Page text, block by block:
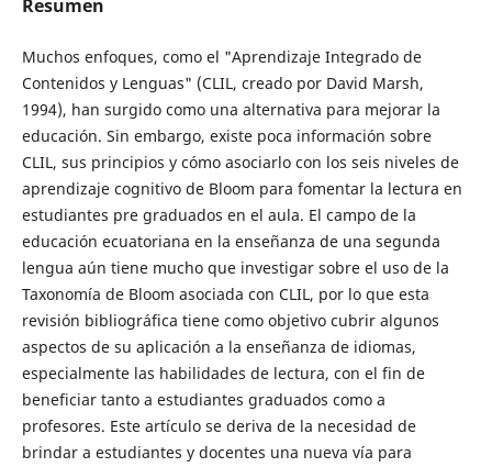
Resumen
Muchos enfoques, como el "Aprendizaje Integrado de
Contenidos y Lenguas" (CLIL, creado por David Marsh,
1994), han surgido como una alternativa para mejorar la
educación. Sin embargo, existe poca información sobre
CLIL, sus principios y cómo asociarlo con los seis niveles de
aprendizaje cognitivo de Bloom para fomentar la lectura en
estudiantes pre graduados en el aula. El campo de la
educación ecuatoriana en la enseñanza de una segunda
lengua aún tiene mucho que investigar sobre el uso de la
Taxonomía de Bloom asociada con CLIL, por lo que esta
revisión bibliográfica tiene como objetivo cubrir algunos
aspectos de su aplicación a la enseñanza de idiomas,
especialmente las habilidades de lectura, con el fin de
beneficiar tanto a estudiantes graduados como a
profesores. Este artículo se deriva de la necesidad de
brindar a estudiantes y docentes una nueva vía para